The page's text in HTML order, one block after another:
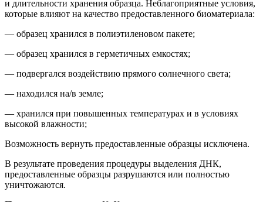
и длительности хранения образца. Неблагоприятные условия,
которые влияют на качество предоставленного биоматериала:
— образец хранился в полиэтиленовом пакете;
— образец хранился в герметичных емкостях;
— подвергался воздействию прямого солнечного света;
— находился на/в земле;
— хранился при повышенных температурах и в условиях
высокой влажности;
Возможность вернуть предоставленные образцы исключена.
В результате проведения процедуры выделения ДНК,
предоставленные образцы разрушаются или полностью
уничтожаются.